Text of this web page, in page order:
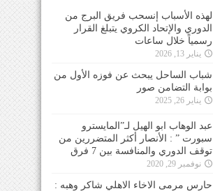
لهذه الأسباب إنسحب فريق البرج من
الدوري والإتحاد الكروي يتبلغ القرار
رسمياً خلال ساعات
يناير 13, 2026
شباب الساحل يبحث عن فوزه الأول من
بوابة التضامن صور
يناير 26, 2025
عبد الوهاب ابو الهيل لـ”المايسترو
سبورت ” : الأنصار أكثر المتضررين من
توقف الدوري والمنافسة بين 7 فرق
نوفمبر 29, 2020
حارس مرمى الاخاء الاهلي شاكر وهبه :